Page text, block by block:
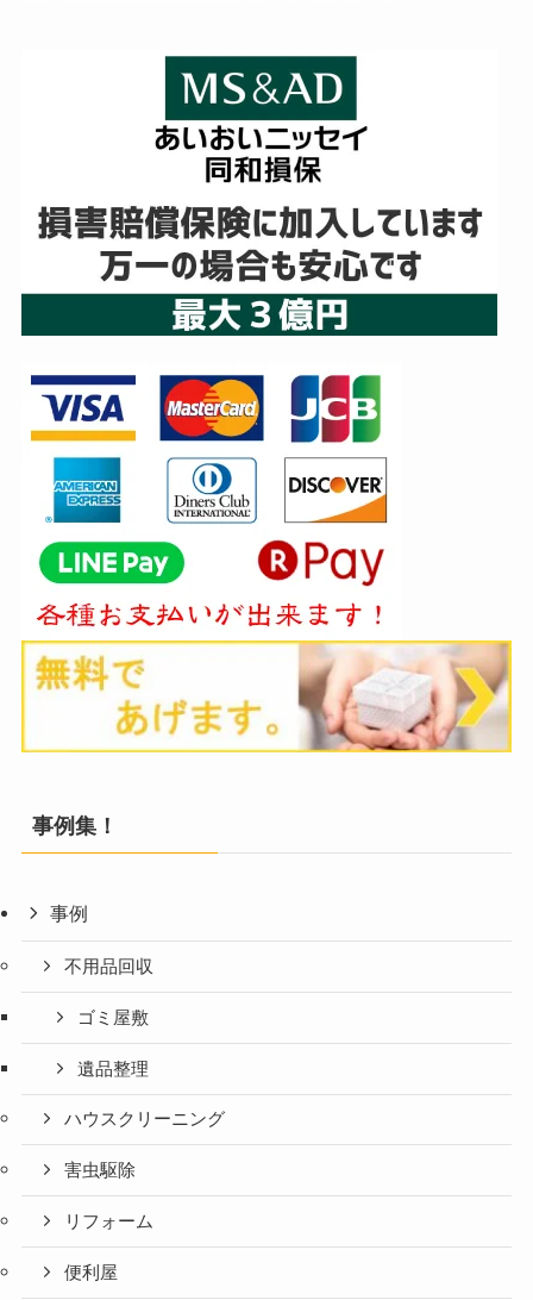
事例集！
事例
不用品回収
ゴミ屋敷
遺品整理
ハウスクリーニング
害虫駆除
リフォーム
便利屋